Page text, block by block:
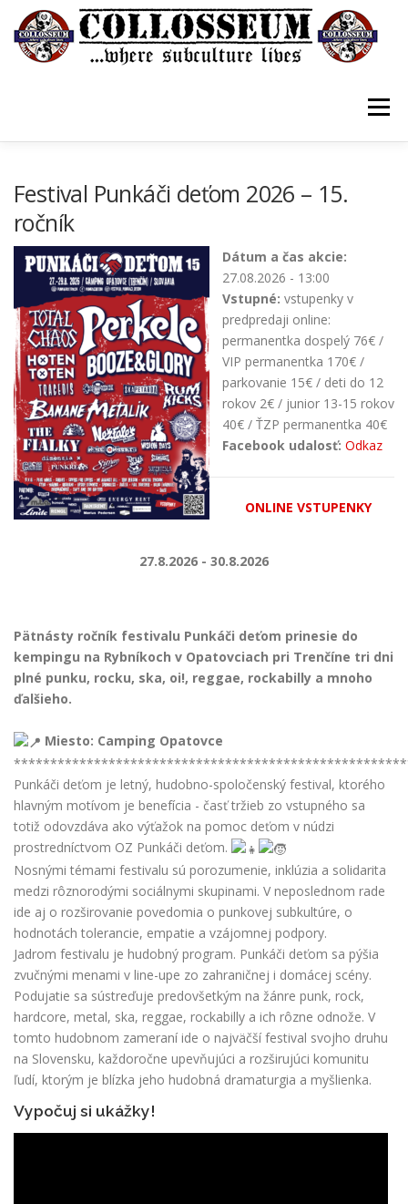
Prejsť
obsah
Menu
KONTAKTY GUESTBOOK
Festival Punkáči deťom 2026 – 15.
ročník
Dátum a čas akcie:
27.08.2026 - 13:00
Vstupné: vstupenky v
predpredaji online:
permanentka dospelý 76€ /
VIP permanentka 170€ /
parkovanie 15€ / deti do 12
rokov 2€ / junior 13-15 rokov
40€ / ŤZP permanentka 40€
Facebook udalosť: Odkaz
ONLINE VSTUPENKY
27.8.2026 - 30.8.2026
Pätnásty ročník festivalu Punkáči deťom prinesie do
kempingu na Rybníkoch v Opatovciach pri Trenčíne tri dni
plné punku, rocku, ska, oi!, reggae, rockabilly a mnoho
ďalšieho.
Miesto: Camping Opatovce
Punkáči deťom je letný, hudobno-spoločenský festival, ktorého
hlavným motívom je benefícia - časť tržieb zo vstupného sa
totiž odovzdáva ako výťažok na pomoc deťom v núdzi
prostredníctvom OZ Punkáči deťom.
Nosnými témami festivalu sú porozumenie, inklúzia a solidarita
medzi rôznorodými sociálnymi skupinami. V neposlednom rade
ide aj o rozširovanie povedomia o punkovej subkultúre, o
hodnotách tolerancie, empatie a vzájomnej podpory.
Jadrom festivalu je hudobný program. Punkáči deťom sa pýšia
zvučnými menami v line-upe zo zahraničnej i domácej scény.
Podujatie sa sústreďuje predovšetkým na žánre punk, rock,
hardcore, metal, ska, reggae, rockabilly a ich rôzne odnože. V
tomto hudobnom zameraní ide o najväčší festival svojho druhu
na Slovensku, každoročne upevňujúci a rozširujúci komunitu
ľudí, ktorým je blízka jeho hudobná dramaturgia a myšlienka.
Vypočuj si ukážky!